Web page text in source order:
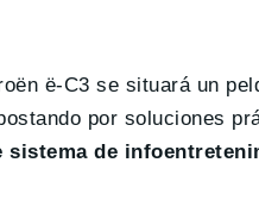
ë-C3 se situará un
por soluciones
sistema de